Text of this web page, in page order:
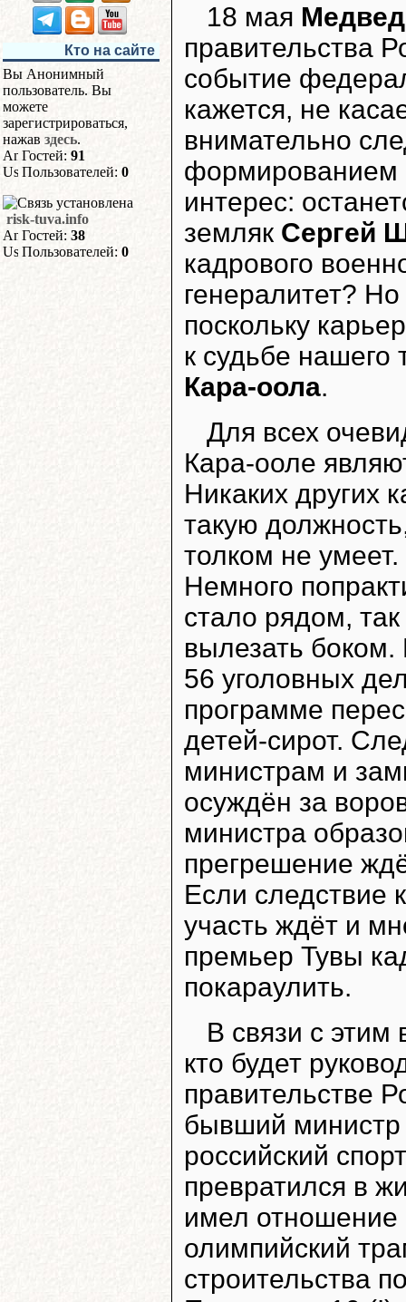
Кто на сайте
Вы Анонимный
пользователь. Вы
можете
зарегистрироваться,
нажав здесь.
Гостей: 91
Пользователей: 0
risk-tuva.info
Гостей: 38
Пользователей: 0
18 мая
правительства
событие
кажется, не
внимательно
формированием
интерес:
земляк Сергей
кадрового
генералитет?
поскольку
к судьбе нашего
Кара-оола.
Для всех
Кара-ооле
Никаких других
такую
толком не
Немного
стало рядом,
вылезать
56 уголовных
программе
детей-сирот.
министрам и
осуждён за
министра
прегрешение
Если следствие
участь ждёт и
премьер Тувы
покараулить.
В связи с этим
кто будет
правительстве
бывший
российский
превратился в
имел отношение
олимпийский
строительства